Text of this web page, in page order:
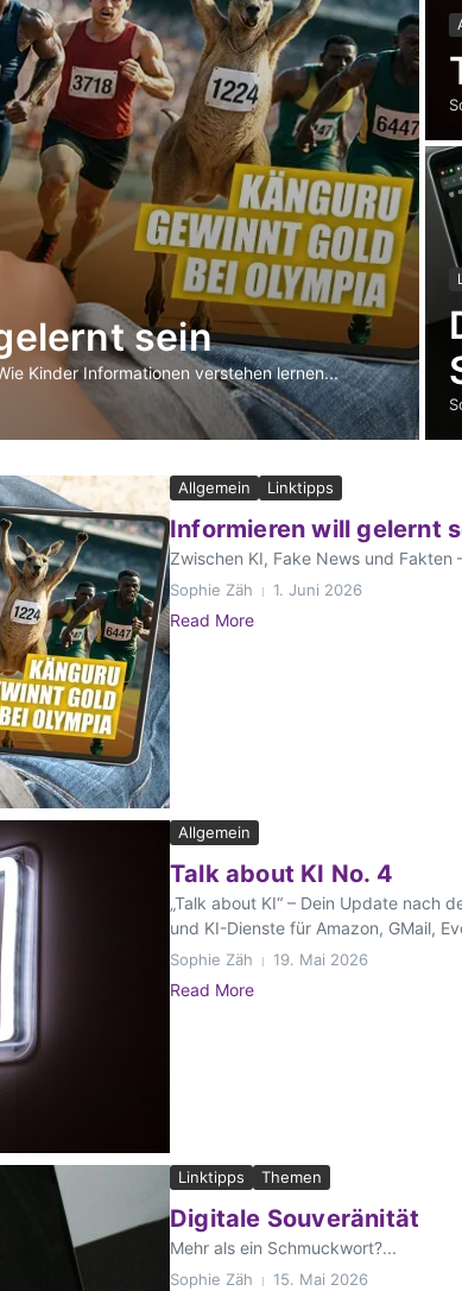
sein
Kinder Informationen verstehen lernen...
Allgemein Linktipps
Informieren will gelernt
Zwischen KI, Fake News und Fakten
Sophie Zäh 1. Juni 2026
Read More
Allgemein
Talk about KI No. 4
„Talk about KI“ – Dein Update nach
und KI-Dienste für Amazon, GMail,
Sophie Zäh 19. Mai 2026
Read More
Linktipps Themen
Digitale Souveränität
Mehr als ein Schmuckwort?...
Sophie Zäh 15. Mai 2026